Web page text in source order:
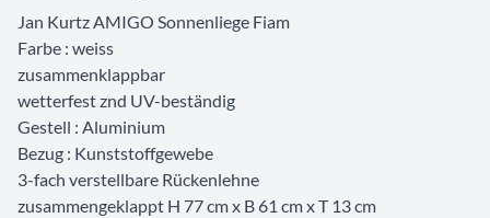
Jan Kurtz AMIGO Sonnenliege Fiam
Farbe : weiss
zusammenklappbar
wetterfest znd UV-beständig
Gestell : Aluminium
Bezug : Kunststoffgewebe
3-fach verstellbare Rückenlehne
zusammengeklappt H 77 cm x B 61 cm x T 13 cm